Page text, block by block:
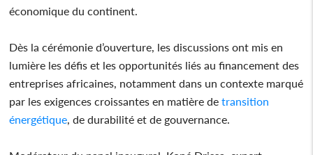
économique du continent.
Dès la cérémonie d’ouverture, les discussions ont mis en
lumière les défis et les opportunités liés au financement des
entreprises africaines, notamment dans un contexte marqué
par les exigences croissantes en matière de transition
énergétique , de durabilité et de gouvernance.